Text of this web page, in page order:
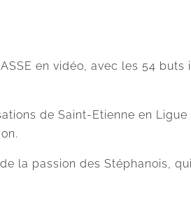
en vidéo, avec les 54
de Saint-Etienne en
la passion des Stéphanois,